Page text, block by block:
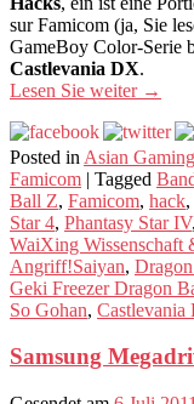
sur Famicom (ja, Sie
GameBoy Color-Serie
Castlevania DX.
Lesen Sie weiter →
Posted in Asian Gaming
Famicom | Tagged
Ball Z, Famicom, hack,
Star 4, Phantasy Star IV,
WaiXing Wissenschaft
Angriff!Saiyan,
Geki Freezer Dragon
So Gohan, Castlevania
Samsung